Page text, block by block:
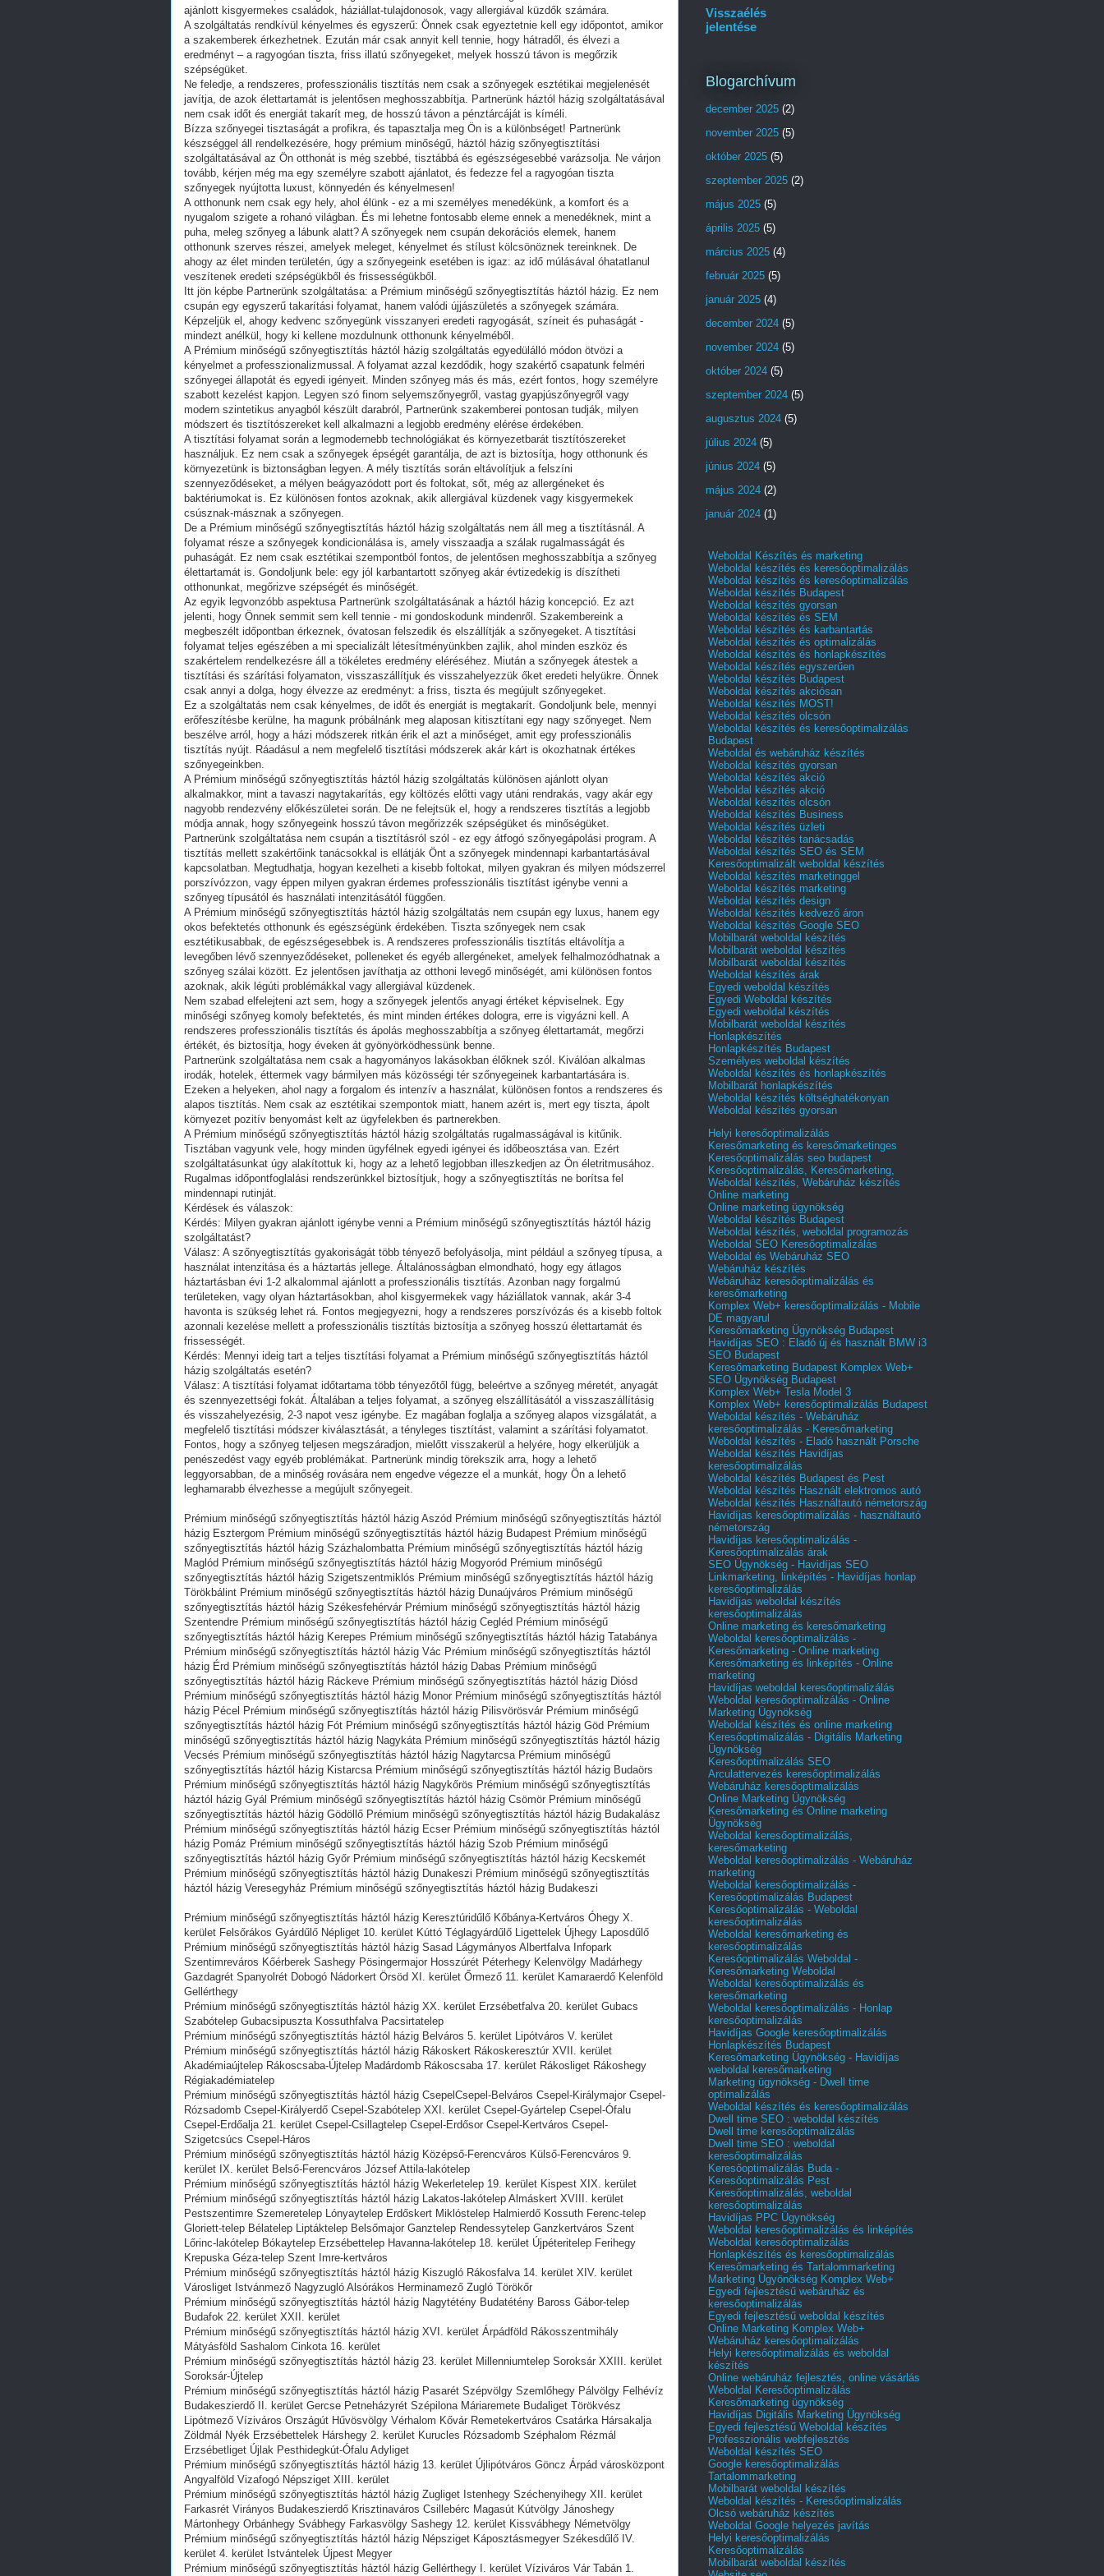
ajánlott kisgyermekes családok, háziállat-tulajdonosok, vagy allergiával küzdők számára.
A szolgáltatás rendkívül kényelmes és egyszerű: Önnek csak egyeztetnie kell egy időpontot, amikor
a szakemberek érkezhetnek. Ezután már csak annyit kell tennie, hogy hátradől, és élvezi a
eredményt – a ragyogóan tiszta, friss illatú szőnyegeket, melyek hosszú távon is megőrzik
szépségüket.
Ne feledje, a rendszeres, professzionális tisztítás nem csak a szőnyegek esztétikai megjelenését
javítja, de azok élettartamát is jelentősen meghosszabbítja. Partnerünk háztól házig szolgáltatásával
nem csak időt és energiát takarít meg, de hosszú távon a pénztárcáját is kíméli.
Bízza szőnyegei tisztaságát a profikra, és tapasztalja meg Ön is a különbséget! Partnerünk
készséggel áll rendelkezésére, hogy prémium minőségű, háztól házig szőnyegtisztítási
szolgáltatásával az Ön otthonát is még szebbé, tisztábbá és egészségesebbé varázsolja. Ne várjon
tovább, kérjen még ma egy személyre szabott ajánlatot, és fedezze fel a ragyogóan tiszta
szőnyegek nyújtotta luxust, könnyedén és kényelmesen!
A otthonunk nem csak egy hely, ahol élünk - ez a mi személyes menedékünk, a komfort és a
nyugalom szigete a rohanó világban. És mi lehetne fontosabb eleme ennek a menedéknek, mint a
puha, meleg szőnyeg a lábunk alatt? A szőnyegek nem csupán dekorációs elemek, hanem
otthonunk szerves részei, amelyek meleget, kényelmet és stílust kölcsönöznek tereinknek. De
ahogy az élet minden területén, úgy a szőnyegeink esetében is igaz: az idő múlásával óhatatlanul
veszítenek eredeti szépségükből és frissességükből.
Itt jön képbe Partnerünk szolgáltatása: a Prémium minőségű szőnyegtisztítás háztól házig. Ez nem
csupán egy egyszerű takarítási folyamat, hanem valódi újjászületés a szőnyegek számára.
Képzeljük el, ahogy kedvenc szőnyegünk visszanyeri eredeti ragyogását, színeit és puhaságát -
mindezt anélkül, hogy ki kellene mozdulnunk otthonunk kényelméből.
A Prémium minőségű szőnyegtisztítás háztól házig szolgáltatás egyedülálló módon ötvözi a
kényelmet a professzionalizmussal. A folyamat azzal kezdődik, hogy szakértő csapatunk felméri
szőnyegei állapotát és egyedi igényeit. Minden szőnyeg más és más, ezért fontos, hogy személyre
szabott kezelést kapjon. Legyen szó finom selyemszőnyegről, vastag gyapjúszőnyegről vagy
modern szintetikus anyagból készült darabról, Partnerünk szakemberei pontosan tudják, milyen
módszert és tisztítószereket kell alkalmazni a legjobb eredmény elérése érdekében.
A tisztítási folyamat során a legmodernebb technológiákat és környezetbarát tisztítószereket
használjuk. Ez nem csak a szőnyegek épségét garantálja, de azt is biztosítja, hogy otthonunk és
környezetünk is biztonságban legyen. A mély tisztítás során eltávolítjuk a felszíni
szennyeződéseket, a mélyen beágyazódott port és foltokat, sőt, még az allergéneket és
baktériumokat is. Ez különösen fontos azoknak, akik allergiával küzdenek vagy kisgyermekek
csúsznak-másznak a szőnyegen.
De a Prémium minőségű szőnyegtisztítás háztól házig szolgáltatás nem áll meg a tisztításnál. A
folyamat része a szőnyegek kondicionálása is, amely visszaadja a szálak rugalmasságát és
puhaságát. Ez nem csak esztétikai szempontból fontos, de jelentősen meghosszabbítja a szőnyeg
élettartamát is. Gondoljunk bele: egy jól karbantartott szőnyeg akár évtizedekig is díszítheti
otthonunkat, megőrizve szépségét és minőségét.
Az egyik legvonzóbb aspektusa Partnerünk szolgáltatásának a háztól házig koncepció. Ez azt
jelenti, hogy Önnek semmit sem kell tennie - mi gondoskodunk mindenről. Szakembereink a
megbeszélt időpontban érkeznek, óvatosan felszedik és elszállítják a szőnyegeket. A tisztítási
folyamat teljes egészében a mi specializált létesítményünkben zajlik, ahol minden eszköz és
szakértelem rendelkezésre áll a tökéletes eredmény eléréséhez. Miután a szőnyegek átestek a
tisztítási és szárítási folyamaton, visszaszállítjuk és visszahelyezzük őket eredeti helyükre. Önnek
csak annyi a dolga, hogy élvezze az eredményt: a friss, tiszta és megújult szőnyegeket.
Ez a szolgáltatás nem csak kényelmes, de időt és energiát is megtakarít. Gondoljunk bele, mennyi
erőfeszítésbe kerülne, ha magunk próbálnánk meg alaposan kitisztítani egy nagy szőnyeget. Nem
beszélve arról, hogy a házi módszerek ritkán érik el azt a minőséget, amit egy professzionális
tisztítás nyújt. Ráadásul a nem megfelelő tisztítási módszerek akár kárt is okozhatnak értékes
szőnyegeinkben.
A Prémium minőségű szőnyegtisztítás háztól házig szolgáltatás különösen ajánlott olyan
alkalmakkor, mint a tavaszi nagytakarítás, egy költözés előtti vagy utáni rendrakás, vagy akár egy
nagyobb rendezvény előkészületei során. De ne felejtsük el, hogy a rendszeres tisztítás a legjobb
módja annak, hogy szőnyegeink hosszú távon megőrizzék szépségüket és minőségüket.
Partnerünk szolgáltatása nem csupán a tisztításról szól - ez egy átfogó szőnyegápolási program. A
tisztítás mellett szakértőink tanácsokkal is ellátják Önt a szőnyegek mindennapi karbantartásával
kapcsolatban. Megtudhatja, hogyan kezelheti a kisebb foltokat, milyen gyakran és milyen módszerrel
porszívózzon, vagy éppen milyen gyakran érdemes professzionális tisztítást igénybe venni a
szőnyeg típusától és használati intenzitásától függően.
A Prémium minőségű szőnyegtisztítás háztól házig szolgáltatás nem csupán egy luxus, hanem egy
okos befektetés otthonunk és egészségünk érdekében. Tiszta szőnyegek nem csak
esztétikusabbak, de egészségesebbek is. A rendszeres professzionális tisztítás eltávolítja a
levegőben lévő szennyeződéseket, polleneket és egyéb allergéneket, amelyek felhalmozódhatnak a
szőnyeg szálai között. Ez jelentősen javíthatja az otthoni levegő minőségét, ami különösen fontos
azoknak, akik légúti problémákkal vagy allergiával küzdenek.
Nem szabad elfelejteni azt sem, hogy a szőnyegek jelentős anyagi értéket képviselnek. Egy
minőségi szőnyeg komoly befektetés, és mint minden értékes dologra, erre is vigyázni kell. A
rendszeres professzionális tisztítás és ápolás meghosszabbítja a szőnyeg élettartamát, megőrzi
értékét, és biztosítja, hogy éveken át gyönyörködhessünk benne.
Partnerünk szolgáltatása nem csak a hagyományos lakásokban élőknek szól. Kiválóan alkalmas
irodák, hotelek, éttermek vagy bármilyen más közösségi tér szőnyegeinek karbantartására is.
Ezeken a helyeken, ahol nagy a forgalom és intenzív a használat, különösen fontos a rendszeres és
alapos tisztítás. Nem csak az esztétikai szempontok miatt, hanem azért is, mert egy tiszta, ápolt
környezet pozitív benyomást kelt az ügyfelekben és partnerekben.
A Prémium minőségű szőnyegtisztítás háztól házig szolgáltatás rugalmasságával is kitűnik.
Tisztában vagyunk vele, hogy minden ügyfélnek egyedi igényei és időbeosztása van. Ezért
szolgáltatásunkat úgy alakítottuk ki, hogy az a lehető legjobban illeszkedjen az Ön életritmusához.
Rugalmas időpontfoglalási rendszerünkkel biztosítjuk, hogy a szőnyegtisztítás ne borítsa fel
mindennapi rutinját.
Kérdések és válaszok:
Kérdés: Milyen gyakran ajánlott igénybe venni a Prémium minőségű szőnyegtisztítás háztól házig
szolgáltatást?
Válasz: A szőnyegtisztítás gyakoriságát több tényező befolyásolja, mint például a szőnyeg típusa, a
használat intenzitása és a háztartás jellege. Általánosságban elmondható, hogy egy átlagos
háztartásban évi 1-2 alkalommal ajánlott a professzionális tisztítás. Azonban nagy forgalmú
területeken, vagy olyan háztartásokban, ahol kisgyermekek vagy háziállatok vannak, akár 3-4
havonta is szükség lehet rá. Fontos megjegyezni, hogy a rendszeres porszívózás és a kisebb foltok
azonnali kezelése mellett a professzionális tisztítás biztosítja a szőnyeg hosszú élettartamát és
frissességét.
Kérdés: Mennyi ideig tart a teljes tisztítási folyamat a Prémium minőségű szőnyegtisztítás háztól
házig szolgáltatás esetén?
Válasz: A tisztítási folyamat időtartama több tényezőtől függ, beleértve a szőnyeg méretét, anyagát
és szennyezettségi fokát. Általában a teljes folyamat, a szőnyeg elszállításától a visszaszállításig
és visszahelyezésig, 2-3 napot vesz igénybe. Ez magában foglalja a szőnyeg alapos vizsgálatát, a
megfelelő tisztítási módszer kiválasztását, a tényleges tisztítást, valamint a szárítási folyamatot.
Fontos, hogy a szőnyeg teljesen megszáradjon, mielőtt visszakerül a helyére, hogy elkerüljük a
penészedést vagy egyéb problémákat. Partnerünk mindig törekszik arra, hogy a lehető
leggyorsabban, de a minőség rovására nem engedve végezze el a munkát, hogy Ön a lehető
leghamarabb élvezhesse a megújult szőnyegeit.
Prémium minőségű szőnyegtisztítás háztól házig Aszód Prémium minőségű szőnyegtisztítás háztól
házig Esztergom Prémium minőségű szőnyegtisztítás háztól házig Budapest Prémium minőségű
szőnyegtisztítás háztól házig Százhalombatta Prémium minőségű szőnyegtisztítás háztól házig
Maglód Prémium minőségű szőnyegtisztítás háztól házig Mogyoród Prémium minőségű
szőnyegtisztítás háztól házig Szigetszentmiklós Prémium minőségű szőnyegtisztítás háztól házig
Törökbálint Prémium minőségű szőnyegtisztítás háztól házig Dunaújváros Prémium minőségű
szőnyegtisztítás háztól házig Székesfehérvár Prémium minőségű szőnyegtisztítás háztól házig
Szentendre Prémium minőségű szőnyegtisztítás háztól házig Cegléd Prémium minőségű
szőnyegtisztítás háztól házig Kerepes Prémium minőségű szőnyegtisztítás háztól házig Tatabánya
Prémium minőségű szőnyegtisztítás háztól házig Vác Prémium minőségű szőnyegtisztítás háztól
házig Érd Prémium minőségű szőnyegtisztítás háztól házig Dabas Prémium minőségű
szőnyegtisztítás háztól házig Ráckeve Prémium minőségű szőnyegtisztítás háztól házig Diósd
Prémium minőségű szőnyegtisztítás háztól házig Monor Prémium minőségű szőnyegtisztítás háztól
házig Pécel Prémium minőségű szőnyegtisztítás háztól házig Pilisvörösvár Prémium minőségű
szőnyegtisztítás háztól házig Fót Prémium minőségű szőnyegtisztítás háztól házig Göd Prémium
minőségű szőnyegtisztítás háztól házig Nagykáta Prémium minőségű szőnyegtisztítás háztól házig
Vecsés Prémium minőségű szőnyegtisztítás háztól házig Nagytarcsa Prémium minőségű
szőnyegtisztítás háztól házig Kistarcsa Prémium minőségű szőnyegtisztítás háztól házig Budaörs
Prémium minőségű szőnyegtisztítás háztól házig Nagykőrös Prémium minőségű szőnyegtisztítás
háztól házig Gyál Prémium minőségű szőnyegtisztítás háztól házig Csömör Prémium minőségű
szőnyegtisztítás háztól házig Gödöllő Prémium minőségű szőnyegtisztítás háztól házig Budakalász
Prémium minőségű szőnyegtisztítás háztól házig Ecser Prémium minőségű szőnyegtisztítás háztól
házig Pomáz Prémium minőségű szőnyegtisztítás háztól házig Szob Prémium minőségű
szőnyegtisztítás háztól házig Győr Prémium minőségű szőnyegtisztítás háztól házig Kecskemét
Prémium minőségű szőnyegtisztítás háztól házig Dunakeszi Prémium minőségű szőnyegtisztítás
háztól házig Veresegyház Prémium minőségű szőnyegtisztítás háztól házig Budakeszi
Prémium minőségű szőnyegtisztítás háztól házig Keresztúridűlő Kőbánya-Kertváros Óhegy X.
kerület Felsőrákos Gyárdűlő Népliget 10. kerület Kúttó Téglagyárdűlő Ligettelek Újhegy Laposdűlő
Prémium minőségű szőnyegtisztítás háztól házig Sasad Lágymányos Albertfalva Infopark
Szentimreváros Kőérberek Sashegy Pösingermajor Hosszúrét Péterhegy Kelenvölgy Madárhegy
Gazdagrét Spanyolrét Dobogó Nádorkert Örsöd XI. kerület Őrmező 11. kerület Kamaraerdő Kelenföld
Gellérthegy
Prémium minőségű szőnyegtisztítás háztól házig XX. kerület Erzsébetfalva 20. kerület Gubacs
Szabótelep Gubacsipuszta Kossuthfalva Pacsirtatelep
Prémium minőségű szőnyegtisztítás háztól házig Belváros 5. kerület Lipótváros V. kerület
Prémium minőségű szőnyegtisztítás háztól házig Rákoskert Rákoskeresztúr XVII. kerület
Akadémiaújtelep Rákoscsaba-Újtelep Madárdomb Rákoscsaba 17. kerület Rákosliget Rákoshegy
Régiakadémiatelep
Prémium minőségű szőnyegtisztítás háztól házig CsepelCsepel-Belváros Csepel-Királymajor Csepel-
Rózsadomb Csepel-Királyerdő Csepel-Szabótelep XXI. kerület Csepel-Gyártelep Csepel-Ófalu
Csepel-Erdőalja 21. kerület Csepel-Csillagtelep Csepel-Erdősor Csepel-Kertváros Csepel-
Szigetcsúcs Csepel-Háros
Prémium minőségű szőnyegtisztítás háztól házig Középső-Ferencváros Külső-Ferencváros 9.
kerület IX. kerület Belső-Ferencváros József Attila-lakótelep
Prémium minőségű szőnyegtisztítás háztól házig Wekerletelep 19. kerület Kispest XIX. kerület
Prémium minőségű szőnyegtisztítás háztól házig Lakatos-lakótelep Almáskert XVIII. kerület
Pestszentimre Szemeretelep Lónyaytelep Erdőskert Miklóstelep Halmierdő Kossuth Ferenc-telep
Gloriett-telep Bélatelep Liptáktelep Belsőmajor Ganztelep Rendessytelep Ganzkertváros Szent
Lőrinc-lakótelep Bókaytelep Erzsébettelep Havanna-lakótelep 18. kerület Újpéteritelep Ferihegy
Krepuska Géza-telep Szent Imre-kertváros
Prémium minőségű szőnyegtisztítás háztól házig Kiszugló Rákosfalva 14. kerület XIV. kerület
Városliget Istvánmező Nagyzugló Alsórákos Herminamező Zugló Törökőr
Prémium minőségű szőnyegtisztítás háztól házig Nagytétény Budatétény Baross Gábor-telep
Budafok 22. kerület XXII. kerület
Prémium minőségű szőnyegtisztítás háztól házig XVI. kerület Árpádföld Rákosszentmihály
Mátyásföld Sashalom Cinkota 16. kerület
Prémium minőségű szőnyegtisztítás háztól házig 23. kerület Millenniumtelep Soroksár XXIII. kerület
Soroksár-Újtelep
Prémium minőségű szőnyegtisztítás háztól házig Pasarét Szépvölgy Szemlőhegy Pálvölgy Felhévíz
Budakeszierdő II. kerület Gercse Petneházyrét Szépilona Máriaremete Budaliget Törökvész
Lipótmező Víziváros Országút Hűvösvölgy Vérhalom Kővár Remetekertváros Csatárka Hársakalja
Zöldmál Nyék Erzsébettelek Hárshegy 2. kerület Kurucles Rózsadomb Széphalom Rézmál
Erzsébetliget Újlak Pesthidegkút-Ófalu Adyliget
Prémium minőségű szőnyegtisztítás háztól házig 13. kerület Újlipótváros Göncz Árpád városközpont
Angyalföld Vizafogó Népsziget XIII. kerület
Prémium minőségű szőnyegtisztítás háztól házig Zugliget Istenhegy Széchenyihegy XII. kerület
Farkasrét Virányos Budakeszierdő Krisztinaváros Csillebérc Magasút Kútvölgy Jánoshegy
Mártonhegy Orbánhegy Svábhegy Farkasvölgy Sashegy 12. kerület Kissvábhegy Németvölgy
Prémium minőségű szőnyegtisztítás háztól házig Népsziget Káposztásmegyer Székesdűlő IV.
kerület 4. kerület Istvántelek Újpest Megyer
Prémium minőségű szőnyegtisztítás háztól házig Gellérthegy I. kerület Víziváros Vár Tabán 1.
Visszaélés
jelentése
Blogarchívum
december 2025 (2)
november 2025 (5)
október 2025 (5)
szeptember 2025 (2)
május 2025 (5)
április 2025 (5)
március 2025 (4)
február 2025 (5)
január 2025 (4)
december 2024 (5)
november 2024 (5)
október 2024 (5)
szeptember 2024 (5)
augusztus 2024 (5)
július 2024 (5)
június 2024 (5)
május 2024 (2)
január 2024 (1)
Weboldal Készítés és marketing
Weboldal készítés és keresőoptimalizálás
Weboldal készítés és keresőoptimalizálás
Weboldal készítés Budapest
Weboldal készítés gyorsan
Weboldal készítés és SEM
Weboldal készítés és karbantartás
Weboldal készítés és optimalizálás
Weboldal készítés és honlapkészítés
Weboldal készítés egyszerűen
Weboldal készítés Budapest
Weboldal készítés akciósan
Weboldal készítés MOST!
Weboldal készítés olcsón
Weboldal készítés és keresőoptimalizálás
Budapest
Weboldal és webáruház készítés
Weboldal készítés gyorsan
Weboldal készítés akció
Weboldal készítés akció
Weboldal készítés olcsón
Weboldal készítés Business
Weboldal készítés üzleti
Weboldal készítés tanácsadás
Weboldal készítés SEO és SEM
Keresőoptimalizált weboldal készítés
Weboldal készítés marketinggel
Weboldal készítés marketing
Weboldal készítés design
Weboldal készítés kedvező áron
Weboldal készítés Google SEO
Mobilbarát weboldal készítés
Mobilbarát weboldal készítés
Mobilbarát weboldal készítés
Weboldal készítés árak
Egyedi weboldal készítés
Egyedi Weboldal készítés
Egyedi weboldal készítés
Mobilbarát weboldal készítés
Honlapkészítés
Honlapkészítés Budapest
Személyes weboldal készítés
Weboldal készítés és honlapkészítés
Mobilbarát honlapkészítés
Weboldal készítés költséghatékonyan
Weboldal készítés gyorsan
Helyi keresőoptimalizálás
Keresőmarketing és keresőmarketinges
Keresőoptimalizálás seo budapest
Keresőoptimalizálás, Keresőmarketing,
Weboldal készítés, Webáruház készítés
Online marketing
Online marketing ügynökség
Weboldal készítés Budapest
Weboldal készítés, weboldal programozás
Weboldal SEO Keresőoptimalizálás
Weboldal és Webáruház SEO
Webáruház készítés
Webáruház keresőoptimalizálás és
keresőmarketing
Komplex Web+ keresőoptimalizálás - Mobile
DE magyarul
Keresőmarketing Ügynökség Budapest
Havidíjas SEO : Eladó új és használt BMW i3
SEO Budapest
Keresőmarketing Budapest Komplex Web+
SEO Ügynökség Budapest
Komplex Web+ Tesla Model 3
Komplex Web+ keresőoptimalizálás Budapest
Weboldal készítés - Webáruház
keresőoptimalizálás - Keresőmarketing
Weboldal készítés - Eladó használt Porsche
Weboldal készítés Havidíjas
keresőoptimalizálás
Weboldal készítés Budapest és Pest
Weboldal készítés Használt elektromos autó
Weboldal készítés Használtautó németország
Havidíjas keresőoptimalizálás - használtautó
németország
Havidíjas keresőoptimalizálás -
Keresőoptimalizálás árak
SEO Ügynökség - Havidíjas SEO
Linkmarketing, linképítés - Havidíjas honlap
keresőoptimalizálás
Havidíjas weboldal készítés
keresőoptimalizálás
Online marketing és keresőmarketing
Weboldal keresőoptimalizálás -
Keresőmarketing - Online marketing
Keresőmarketing és linképítés - Online
marketing
Havidíjas weboldal keresőoptimalizálás
Weboldal keresőoptimalizálás - Online
Marketing Ügynökség
Weboldal készítés és online marketing
Keresőoptimalizálás - Digitális Marketing
Ügynökség
Keresőoptimalizálás SEO
Arculattervezés keresőoptimalizálás
Webáruház keresőoptimalizálás
Online Marketing Ügynökség
Keresőmarketing és Online marketing
Ügynökség
Weboldal keresőoptimalizálás,
keresőmarketing
Weboldal keresőoptimalizálás - Webáruház
marketing
Weboldal keresőoptimalizálás -
Keresőoptimalizálás Budapest
Keresőoptimalizálás - Weboldal
keresőoptimalizálás
Weboldal keresőmarketing és
keresőoptimalizálás
Keresőoptimalizálás Weboldal -
Keresőmarketing Weboldal
Weboldal keresőoptimalizálás és
keresőmarketing
Weboldal keresőoptimalizálás - Honlap
keresőoptimalizálás
Havidíjas Google keresőoptimalizálás
Honlapkészítés Budapest
Keresőmarketing Ügynökség - Havidíjas
weboldal keresőmarketing
Marketing ügynökség - Dwell time
optimalizálás
Weboldal készítés és keresőoptimalizálás
Dwell time SEO : weboldal készítés
Dwell time keresőoptimalizálás
Dwell time SEO : weboldal
keresőoptimalizálás
Keresőoptimalizálás Buda -
Keresőoptimalizálás Pest
Keresőoptimalizálás, weboldal
keresőoptimalizálás
Havidíjas PPC Ügynökség
Weboldal keresőoptimalizálás és linképítés
Weboldal keresőoptimalizálás
Honlapkészítés és keresőoptimalizálás
Keresőmarketing és Tartalommarketing
Marketing Ügyönökség Komplex Web+
Egyedi fejlesztésű webáruház és
keresőoptimalizálás
Egyedi fejlesztésű weboldal készítés
Online Marketing Komplex Web+
Webáruház keresőoptimalizálás
Helyi keresőoptimalizálás és weboldal
készítés
Online webáruház fejlesztés, online vásárlás
Weboldal Keresőoptimalizálás
Keresőmarketing ügynökség
Havidíjas Digitális Marketing Ügynökség
Egyedi fejlesztésű Weboldal készítés
Professzionális webfejlesztés
Weboldal készítés SEO
Google keresőoptimalizálás
Tartalommarketing
Mobilbarát weboldal készítés
Weboldal készítés - Keresőoptimalizálás
Olcsó webáruház készítés
Weboldal Google helyezés javítás
Helyi keresőoptimalizálás
Keresőoptimalizálás
Mobilbarát weboldal készítés